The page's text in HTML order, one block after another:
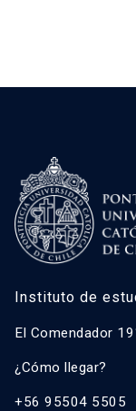
Instituto de
El Comendador
¿Cómo llegar?
+56 95504 5505